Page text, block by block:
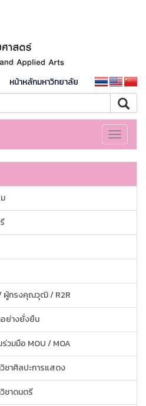
หน้าหลักมหาวิทยาลัย
Toggle
ผู้ทรงคุณวุฒิ / R2R
อย่างยั่งยืน
วมมือ MOU / MOA
ชาศิลปะการแสดง
ชาดนตรี